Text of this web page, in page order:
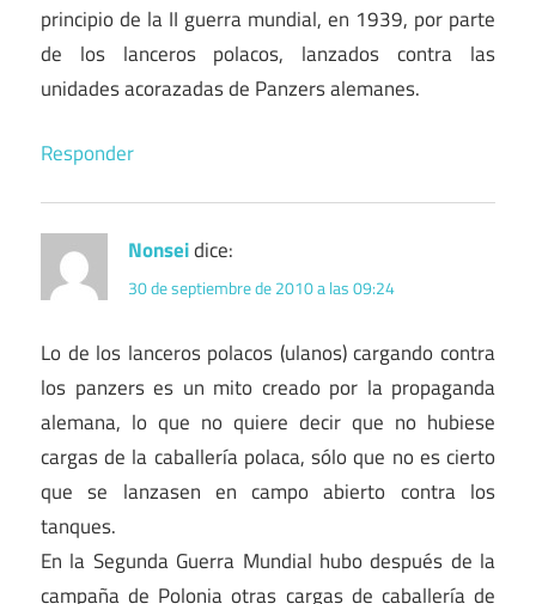
principio de la II guerra mundial, en 1939, por parte
de los lanceros polacos, lanzados contra las
unidades acorazadas de Panzers alemanes.
Responder
Nonseidice:
30 de septiembre de 2010 a las 09:24
Lo de los lanceros polacos (ulanos) cargando contra
los panzers es un mito creado por la propaganda
alemana, lo que no quiere decir que no hubiese
cargas de la caballería polaca, sólo que no es cierto
que se lanzasen en campo abierto contra los
tanques.
En la Segunda Guerra Mundial hubo después de la
campaña de Polonia otras cargas de caballería de